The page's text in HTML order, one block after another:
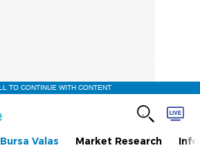
TO CONTINUE WITH CONTENT
Bursa Valas Market Research